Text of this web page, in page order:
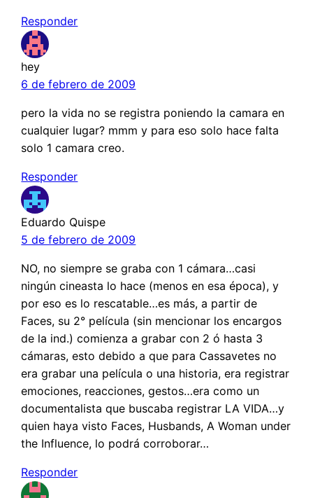
Responder
hey
6 de febrero de 2009
pero la vida no se registra poniendo la camara en
cualquier lugar? mmm y para eso solo hace falta
solo 1 camara creo.
Responder
Eduardo Quispe
5 de febrero de 2009
NO, no siempre se graba con 1 cámara…casi
ningún cineasta lo hace (menos en esa época), y
por eso es lo rescatable…es más, a partir de
Faces, su 2° película (sin mencionar los encargos
de la ind.) comienza a grabar con 2 ó hasta 3
cámaras, esto debido a que para Cassavetes no
era grabar una película o una historia, era registrar
emociones, reacciones, gestos…era como un
documentalista que buscaba registrar LA VIDA…y
quien haya visto Faces, Husbands, A Woman under
the Influence, lo podrá corroborar…
Responder